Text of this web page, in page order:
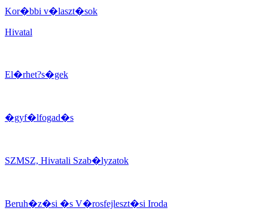
Kor�bbi v�laszt�sok
Hivatal
El�rhet?s�gek
�gyf�lfogad�s
SZMSZ, Hivatali Szab�lyzatok
Beruh�z�si �s V�rosfejleszt�si Iroda